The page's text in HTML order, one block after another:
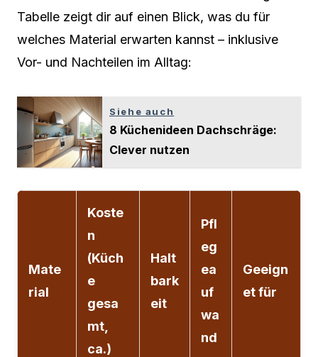
Tabelle zeigt dir auf einen Blick, was du für
welches Material erwarten kannst – inklusive
Vor- und Nachteilen im Alltag:
Siehe auch
8 Küchenideen Dachschräge:
Clever nutzen
Mate
rial
Koste
n
(Küch
e
gesa
mt,
ca.)
Halt
bark
eit
Pfl
eg
ea
uf
wa
nd
Geeign
et für